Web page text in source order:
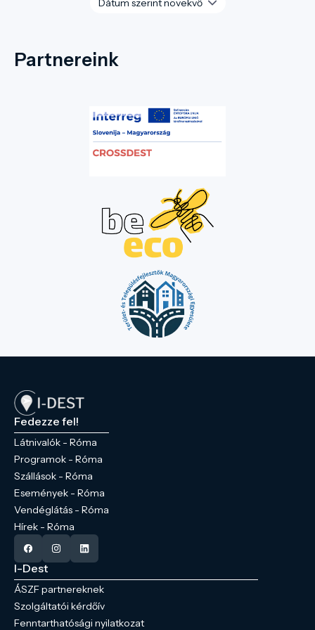
Partnereink
Fedezze fel!
Látnivalók - Róma
Programok - Róma
Szállások - Róma
Események - Róma
Vendéglátás - Róma
Hírek - Róma
I-Dest
ÁSZF partnereknek
Szolgáltatói kérdőív
Fenntarthatósági nyilatkozat